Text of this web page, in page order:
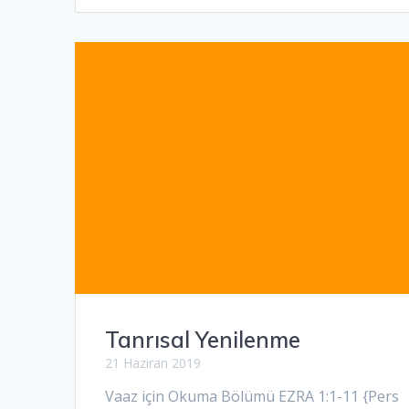
Tanrısal Yenilenme
21 Haziran 2019
Vaaz için Okuma Bölümü EZRA 1:1-11 {Pers